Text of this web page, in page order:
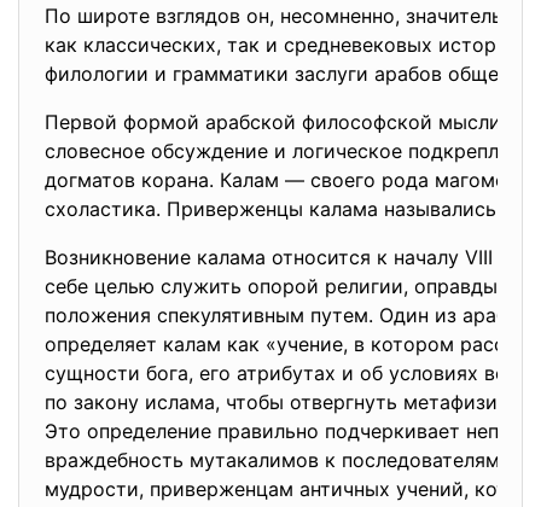
По широте взглядов он, несомненно, значительно
как классических, так и средневековых
филологии и грамматики заслуги арабов
Первой формой арабской философской мысли
словесное обсуждение и логическое
догматов корана. Калам — своего рода
схоластика. Приверженцы калама назывались
Возникновение калама относится к началу VIII в.
себе целью служить опорой религии, оправдывая
положения спекулятивным путем. Один из
определяет калам как «учение, в котором
сущности бога, его атрибутах и об условиях
по закону ислама, чтобы отвергнуть метафизику
Это определение правильно подчеркивает
враждебность мутакалимов к последователям
мудрости, приверженцам античных учений,